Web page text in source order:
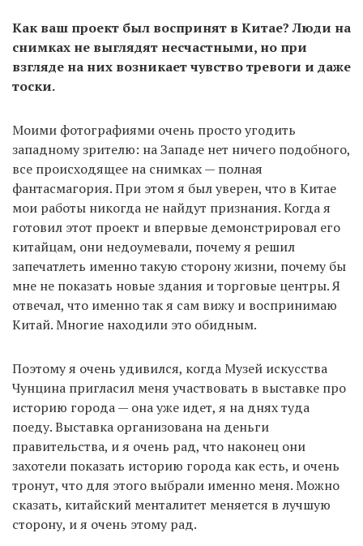
Как ваш проект был воспринят в Китае? Люди на
снимках не выглядят несчастными, но при
взгляде на них возникает чувство тревоги и даже
тоски.
Моими фотографиями очень просто угодить
западному зрителю: на Западе нет ничего подобного,
все происходящее на снимках — полная
фантасмагория. При этом я был уверен, что в Китае
мои работы никогда не найдут признания. Когда я
готовил этот проект и впервые демонстрировал его
китайцам, они недоумевали, почему я решил
запечатлеть именно такую сторону жизни, почему бы
мне не показать новые здания и торговые центры. Я
отвечал, что именно так я сам вижу и воспринимаю
Китай. Многие находили это обидным.
Поэтому я очень удивился, когда Музей искусства
Чунцина пригласил меня участвовать в выставке про
историю города — она уже идет, я на днях туда
поеду. Выставка организована на деньги
правительства, и я очень рад, что наконец они
захотели показать историю города как есть, и очень
тронут, что для этого выбрали именно меня. Можно
сказать, китайский менталитет меняется в лучшую
сторону, и я очень этому рад.